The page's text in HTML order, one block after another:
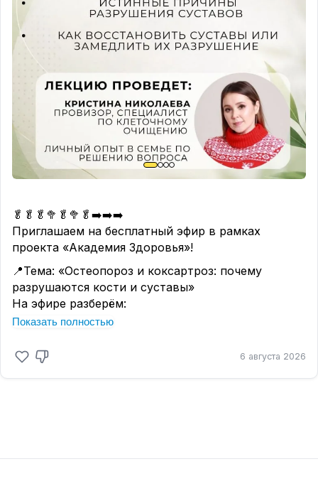
🥬🥬🥬🥦🥬🥦🥬➡️➡️➡️
Приглашаем на бесплатный эфир в рамках
проекта «Академия Здоровья»!
📍Тема: «Остеопороз и коксартроз: почему
разрушаются кости и суставы»
На эфире разберём:
✅ Почему кальций — не панацея.
дефициты витаминов и минералов.
знаниями, но и личным опытом решения
Показать полностью
6 августа 2026